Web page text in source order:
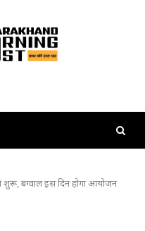
शुरू, बग्वाल इस दिन होगा आयोजन